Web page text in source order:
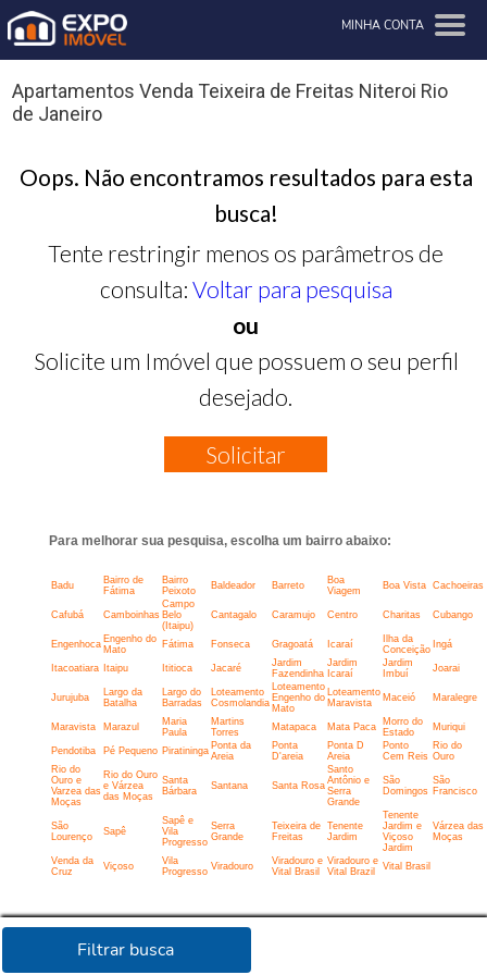
MINHA CONTA
Filtrar busca
Apartamentos Venda Teixeira de Freitas Niteroi Rio
de Janeiro
Oops. Não encontramos resultados para esta
busca!
Tente restringir menos os parâmetros de
consulta: Voltar para pesquisa
ou
Solicite um Imóvel que possuem o seu perfil
desejado.
Solicitar
Para melhorar sua pesquisa, escolha um bairro abaixo:
Badu
Bairro de
Fátima
Bairro
Peixoto
Baldeador Barreto
Boa
Viagem
Boa Vista Cachoeiras
Cafubá Camboinhas
Campo
Belo
(Itaipu)
Cantagalo Caramujo Centro Charitas Cubango
Engenhoca Engenho do
Mato
Fátima Fonseca Gragoatá Icaraí
Ilha da
Conceição Ingá
Itacoatiara Itaipu Ititioca Jacaré
Jardim
Fazendinha
Jardim
Icaraí
Jardim
Imbuí
Joarai
Jurujuba
Largo da
Batalha
Largo do
Barradas
Loteamento
Cosmolandia
Loteamento
Engenho do
Mato
Loteamento
Maravista
Maceió Maralegre
Maravista Marazul
Maria
Paula
Martins
Torres
Matapaca Mata Paca
Morro do
Estado
Muriqui
Pendotiba Pé Pequeno Piratininga Ponta da
Areia
Ponta
D'areia
Ponta D
Areia
Ponto
Cem Reis
Rio do
Ouro
Rio do
Ouro e
Varzea das
Moças
Rio do Ouro
e Várzea
das Moças
Santa
Bárbara
Santana Santa Rosa
Santo
Antônio e
Serra
Grande
São
Domingos
São
Francisco
São
Lourenço
Sapê
Sapê e
Vila
Progresso
Serra
Grande
Teixeira de
Freitas
Tenente
Jardim
Tenente
Jardim e
Viçoso
Jardim
Várzea das
Moças
Venda da
Cruz
Viçoso
Vila
Progresso Viradouro
Viradouro e
Vital Brasil
Viradouro e
Vital Brazil
Vital Brasil